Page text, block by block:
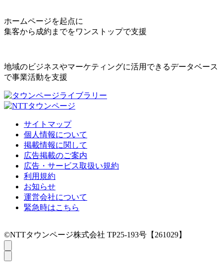
ホームページを起点に
集客から成約までをワンストップで支援
地域のビジネスやマーケティングに活用できるデータベース
で事業活動を支援
サイトマップ
個人情報について
掲載情報に関して
広告掲載のご案内
広告・サービス取扱い規約
利用規約
お知らせ
運営会社について
緊急時はこちら
©NTTタウンページ株式会社 TP25-193号【261029】